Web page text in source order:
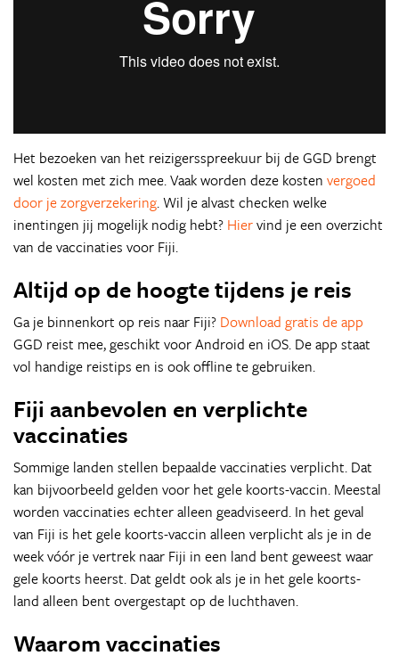
Het bezoeken van het reizigersspreekuur bij de GGD brengt
wel kosten met zich mee. Vaak worden deze kosten vergoed
door je zorgverzekering. Wil je alvast checken welke
inentingen jij mogelijk nodig hebt? Hiervind je een overzicht
van de vaccinaties voor Fiji.
Altijd op de hoogte tijdens je reis
Ga je binnenkort op reis naar Fiji? Download gratis de app
GGD reist mee, geschikt voor Android en iOS. De app staat
vol handige reistips en is ook offline te gebruiken.
Fiji aanbevolen en verplichte
vaccinaties
Sommige landen stellen bepaalde vaccinaties verplicht. Dat
kan bijvoorbeeld gelden voor het gele koorts-vaccin. Meestal
worden vaccinaties echter alleen geadviseerd. In het geval
van Fiji is het gele koorts-vaccin alleen verplicht als je in de
week vóór je vertrek naar Fiji in een land bent geweest waar
gele koorts heerst. Dat geldt ook als je in het gele koorts-
land alleen bent overgestapt op de luchthaven.
Waarom vaccinaties